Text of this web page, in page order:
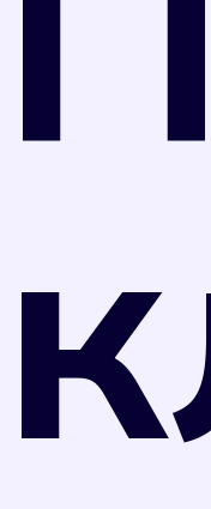
РФ от 31 июля
измерений, не
применения в
регулирования
тариф
случае, если
установленные
отметкой в
Оплата по